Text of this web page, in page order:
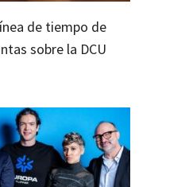
de tiempo de
sobre la DCU